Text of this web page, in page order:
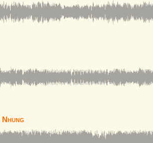
Nhung